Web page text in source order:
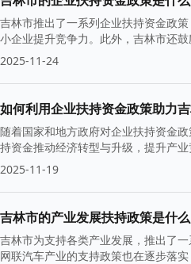
吉林市推出了一系列企业扶持资金政
小企业提升竞争力。此外，吉林市还
2025-11-24
如何利用企业扶持资金政策助力
随着国家和地方政府对企业扶持资金
持资金推动经济转型与升级，提升产
2025-11-19
吉林市的产业发展扶持政策是什么
吉林市为支持各类产业发展，推出了
网联汽车产业的支持政策也在逐步落